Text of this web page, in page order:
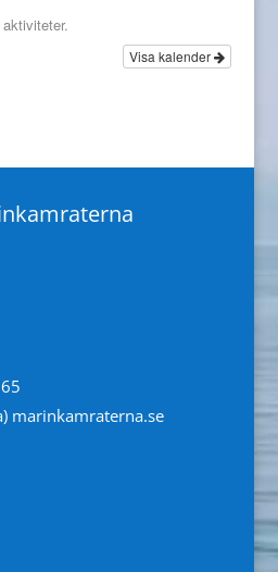
Visa kalender
marinkamraterna.se